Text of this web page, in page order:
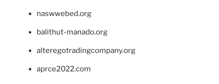
naswwebed.org
balithut-manado.org
alteregotradingcompany.org
aprce2022.com